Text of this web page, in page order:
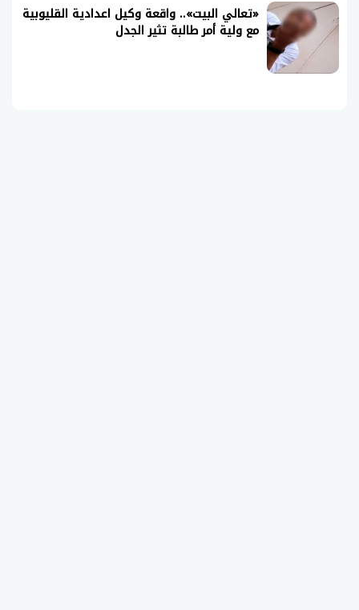
«تعالي البيت».. واقعة وكيل اعدادية القليوبية
مع ولية أمر طالبة تثير الجدل